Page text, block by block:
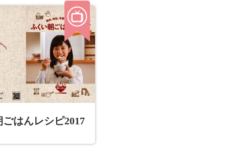
はんレシピ2017